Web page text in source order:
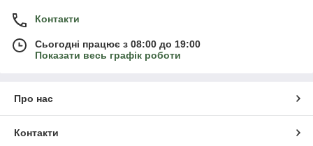
Контакти
Сьогодні працює з 08:00 до 19:00
Показати весь графік роботи
Про нас
Контакти